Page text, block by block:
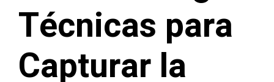
Técnicas para
Capturar la